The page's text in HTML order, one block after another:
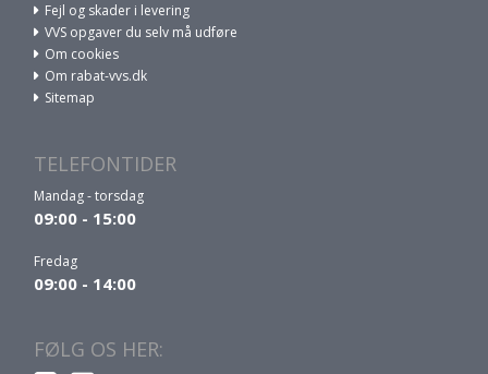
Fejl og skader i levering
VVS opgaver du selv må udføre
Om cookies
Om rabat-vvs.dk
Sitemap
TELEFONTIDER
Mandag - torsdag
09:00 - 15:00
Fredag
09:00 - 14:00
FØLG OS HER: